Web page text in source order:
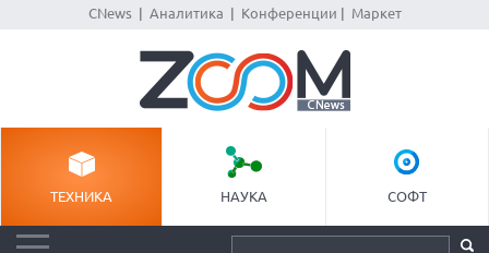
CNews| Аналитика Конференции Маркет
ТЕХНИКА НАУКА СОФТ